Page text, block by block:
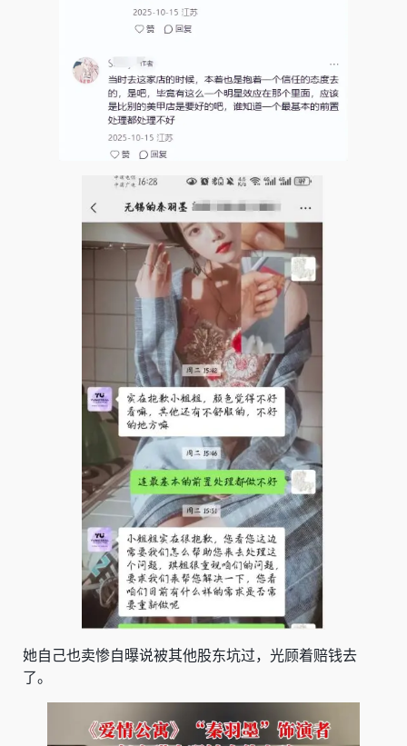
她自己也卖惨自曝说被其他股东坑过，光顾着赔钱去
了。